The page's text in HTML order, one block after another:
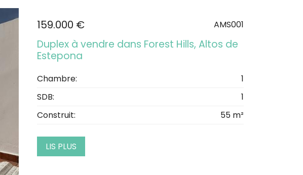
159.000 € AMS001
Duplex à vendre dans Forest Hills, Altos de
Estepona
Chambre:
1
SDB:
1
Construit:
55 m²
LIS PLUS